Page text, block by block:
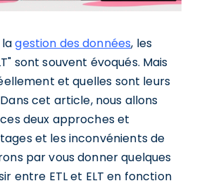
lagestion des données, les
sont souvent évoqués. Mais
et quelles sont leurs
cet article, nous allons
deux approches et
et les inconvénients de
par vous donner quelques
entre ETL et ELT en fonction